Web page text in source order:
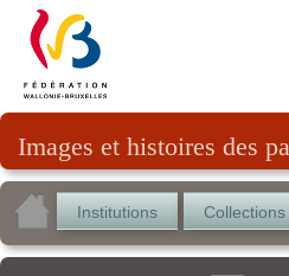
Images et histoires des
Institutions Collections